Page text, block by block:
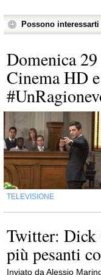
Possono
Domenica
Cinema HD
TELEVISIONE
Twitter: Dick
più pesanti
Inviato da Alessio